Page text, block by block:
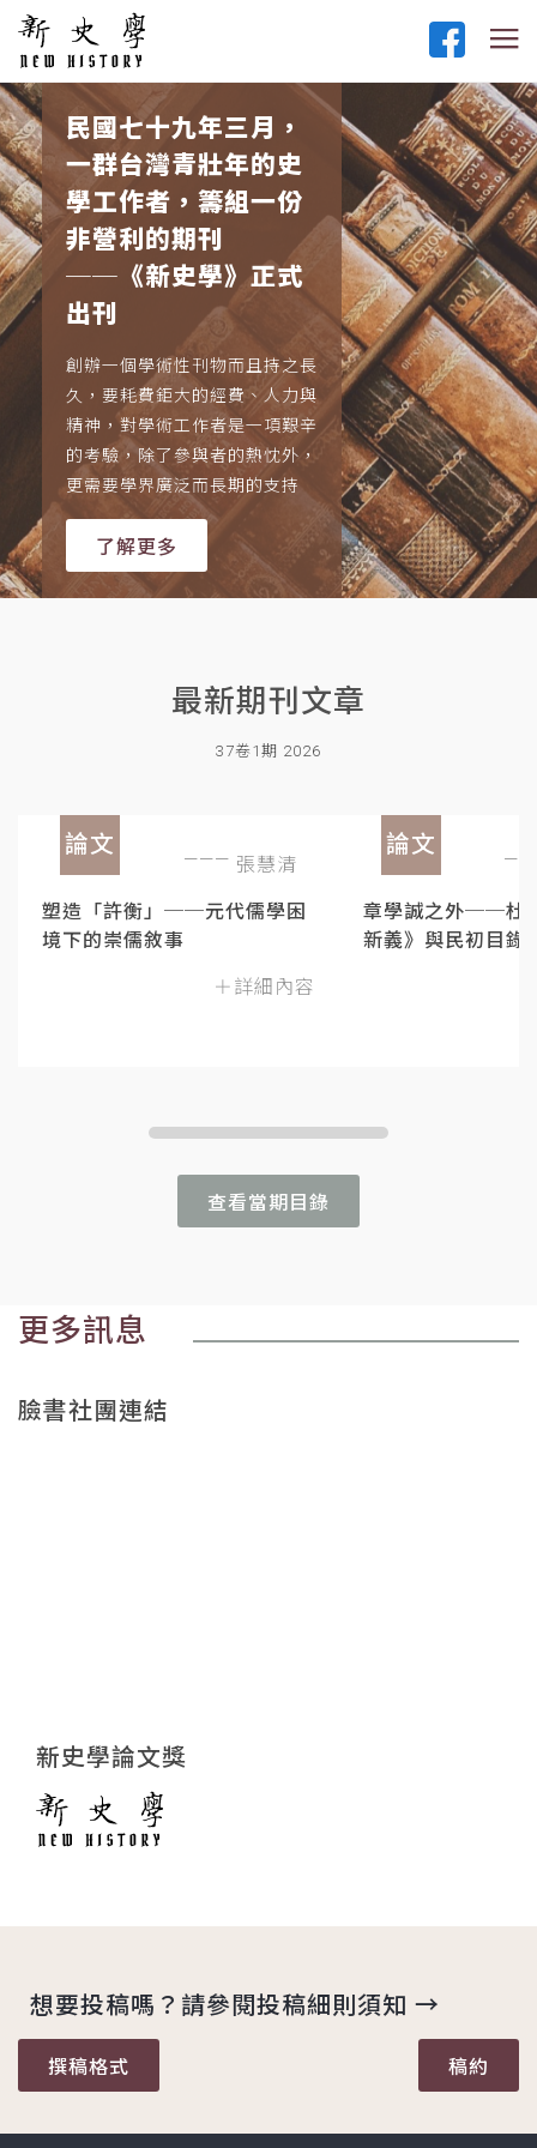
民國七十九年三月，
一群台灣青壯年的史
學工作者，籌組一份
非營利的期刊
──《新史學》正式
出刊
創辦一個學術性刊物而且持之長
久，要耗費鉅大的經費、人力與
精神，對學術工作者是一項艱辛
的考驗，除了參與者的熱忱外，
更需要學界廣泛而長期的支持
了解更多
最新期刊文章
37卷1期 2026
論文
張慧清
塑造「許衡」──元代儒學困
境下的崇儒敘事
＋詳細內容
論文
章學誠之外──杜
新義》與民初目錄
查看當期目錄
更多訊息
臉書社團連結
新史學論文獎
想要投稿嗎？請參閱投稿細則須知 →
撰稿格式 稿約